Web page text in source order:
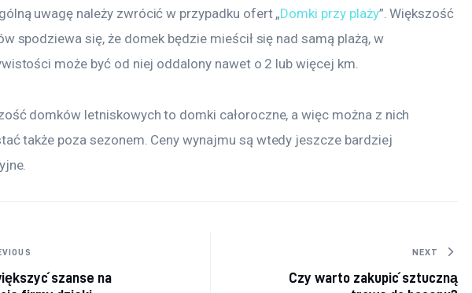
uwagę należy zwrócić w przypadku ofert „Domki przy plaży”. Większość
spodziewa się, że domek będzie mieścił się nad samą plażą, w
może być od niej oddalony nawet o 2 lub więcej km.
domków letniskowych to domki całoroczne, a więc można z nich
także poza sezonem. Ceny wynajmu są wtedy jeszcze bardziej
szanse na
NEXT
Czy warto zakupić sztuczną